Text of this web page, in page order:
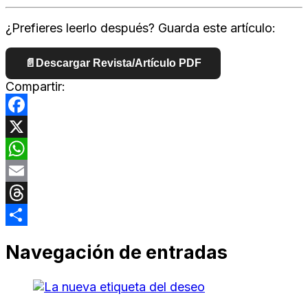
¿Prefieres leerlo después? Guarda este artículo:
📄 Descargar Revista/Artículo PDF
Compartir:
Facebook
X
WhatsApp
Email
Threads
Navegación de entradas